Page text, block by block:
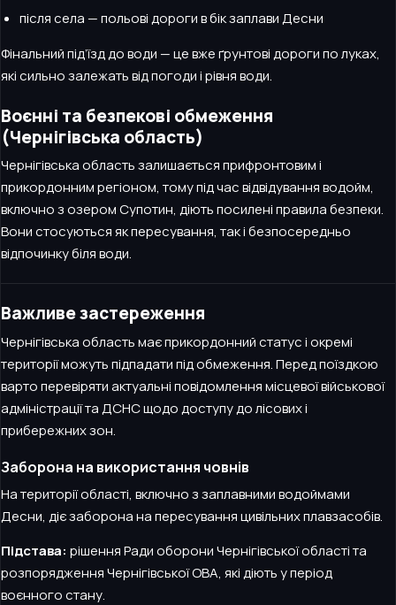
після села — польові дороги в бік заплави Десни
Фінальний під’їзд до води — це вже ґрунтові дороги по луках,
які сильно залежать від погоди і рівня води.
Воєнні та безпекові обмеження
(Чернігівська область)
Чернігівська область залишається прифронтовим і
прикордонним регіоном, тому під час відвідування водойм,
включно з озером Супотин, діють посилені правила безпеки.
Вони стосуються як пересування, так і безпосередньо
відпочинку біля води.
Важливе застереження
Чернігівська область має прикордонний статус і окремі
території можуть підпадати під обмеження. Перед поїздкою
варто перевіряти актуальні повідомлення місцевої військової
адміністрації та ДСНС щодо доступу до лісових і
прибережних зон.
Заборона на використання човнів
На території області, включно з заплавними водоймами
Десни, діє заборона на пересування цивільних плавзасобів.
Підстава: рішення Ради оборони Чернігівської області та
розпорядження Чернігівської ОВА, які діють у період
воєнного стану.